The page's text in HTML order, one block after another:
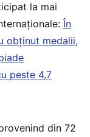
la mai
În
obținut medalii,
peste 4,7
din 72